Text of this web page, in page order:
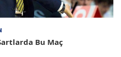
Bu Maç